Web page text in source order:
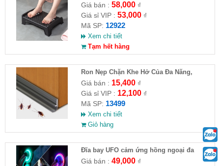
Giá bán : 58,000₫
Giá sỉ VIP : 53,000₫
Mã SP: 12922
Xem chi tiết
Tạm hết hàng
Ron Nẹp Chặn Khe Hở Của Đa Năng,
Chống Côn Trùng( HĐ )
Giá bán : 15,400₫
Giá sỉ VIP : 12,100₫
Mã SP: 13499
Xem chi tiết
Giỏ hàng
Đĩa bay UFO cảm ứng hồng ngoại đa
chiều tự động bay về
Giá bán : 49,000₫